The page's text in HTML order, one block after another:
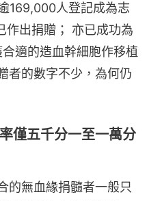
169,000人登記成為志
作出捐贈； 亦已成功為
適的造血幹細胞作移植
者的數字不少，為何仍
僅五千分一至一萬分
的無血緣捐髓者一般只